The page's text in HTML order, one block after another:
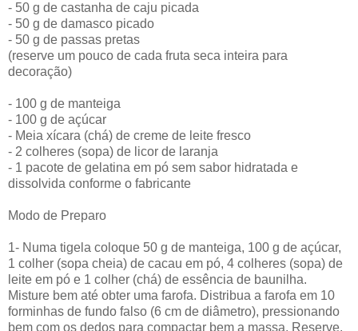
- 50 g de castanha de caju picada
- 50 g de damasco picado
- 50 g de passas pretas
(reserve um pouco de cada fruta seca inteira para
decoração)
- 100 g de manteiga
- 100 g de açúcar
- Meia xícara (chá) de creme de leite fresco
- 2 colheres (sopa) de licor de laranja
- 1 pacote de gelatina em pó sem sabor hidratada e
dissolvida conforme o fabricante
Modo de Preparo
1- Numa tigela coloque 50 g de manteiga, 100 g de açúcar,
1 colher (sopa cheia) de cacau em pó, 4 colheres (sopa) de
leite em pó e 1 colher (chá) de essência de baunilha.
Misture bem até obter uma farofa. Distribua a farofa em 10
forminhas de fundo falso (6 cm de diâmetro), pressionando
bem com os dedos para compactar bem a massa. Reserve.